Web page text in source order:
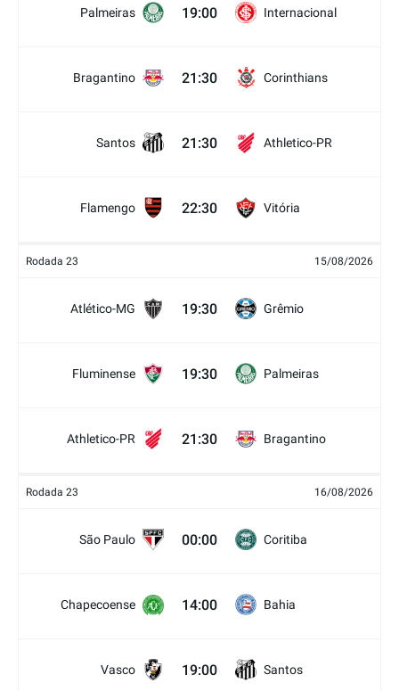
Palmeiras 19:00 Internacional
Bragantino 21:30 Corinthians
Santos 21:30 Athletico-PR
Flamengo 22:30 Vitória
Rodada 23 15/08/2026
Atlético-MG 19:30 Grêmio
Fluminense 19:30 Palmeiras
Athletico-PR 21:30 Bragantino
Rodada 23 16/08/2026
São Paulo 00:00 Coritiba
Chapecoense 14:00 Bahia
Vasco 19:00 Santos